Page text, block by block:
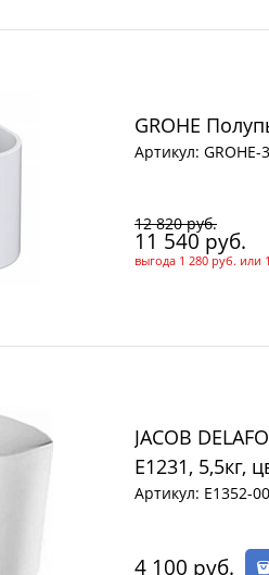
GROHE
Артикул: GROHE-
12 820 руб.
11 540 руб.
выгода 1 280 руб. или
JACOB DELAFON Presqu'ile Полупьедестал для
Е1231, 5,5кг,
Артикул: E1352-
4 100 руб.